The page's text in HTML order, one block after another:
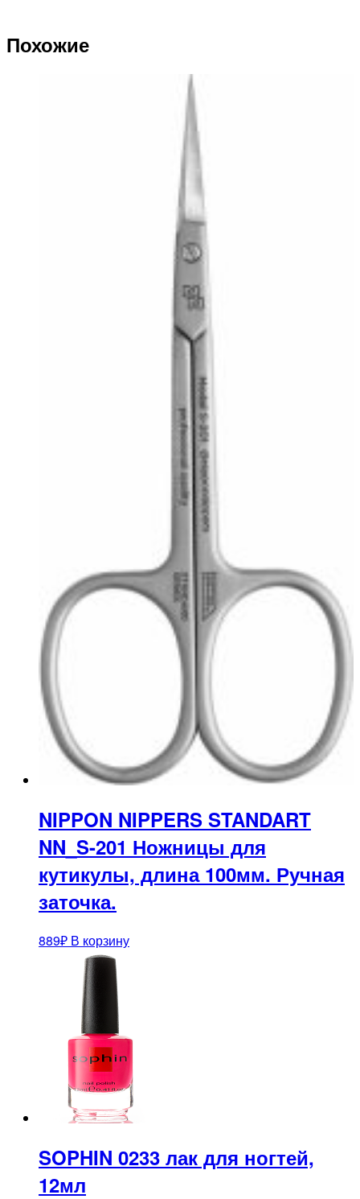
Похожие
NIPPON NIPPERS STANDART
NN_S-201 Ножницы для
кутикулы, длина 100мм. Ручная
заточка.
889₽ В корзину
SOPHIN 0233 лак для ногтей,
12мл